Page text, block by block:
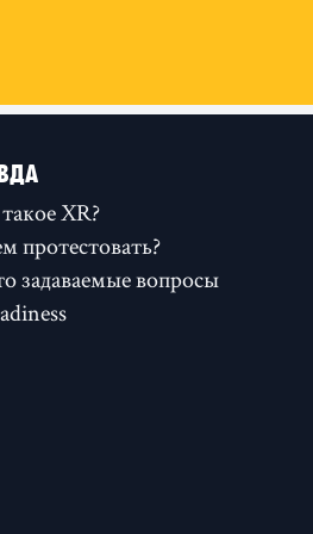
XR?
протестовать?
задаваемые вопросы